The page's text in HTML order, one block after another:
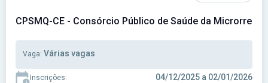
CPSMQ-CE - Consórcio Público de Saúde da
Vaga: Várias vagas
Inscrições: 04/12/2025 a 02/01/2026